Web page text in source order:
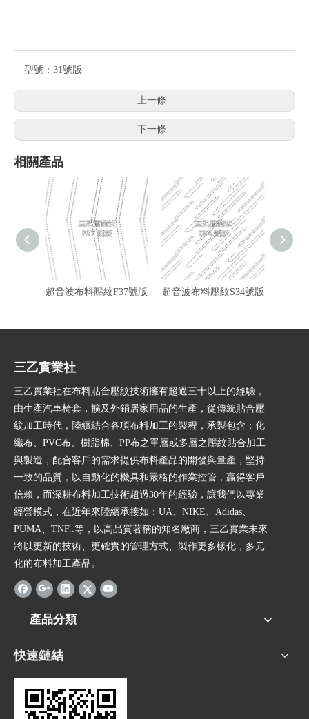
型號： 31號版
上一條:
下一條:
相關產品
超音波布料壓紋F37號版 超音波布料壓紋S34號版
三乙實業社
三乙實業社在布料貼合壓紋技術擁有超過三十以上的經驗，
由生產汽車椅套，擴及外銷居家用品的生產，從傳統貼合壓
紋加工時代，陸續結合各項布料加工的製程，承製包含：化
纖布、PVC布、樹脂棉、PP布之單層或多層之壓紋貼合加工
與製造，配合客戶的需求提供布料產品的開發與量產，堅持
一致的品質，以自動化的機具和嚴格的作業控管，贏得客戶
信賴，而深耕布料加工技術超過30年的經驗，讓我們以專業
經營模式，在近年來陸續承接如：UA、NIKE、Adidas、
PUMA、TNF..等，以高品質著稱的知名廠商，三乙實業未來
將以更新的技術、更確實的管理方式、製作更多樣化，多元
化的布料加工產品。
產品分類
快速鏈結